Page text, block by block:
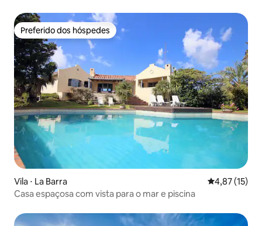
Preferido dos hóspedes
Preferido dos hóspedes
Vila ⋅ La Barra 4,87 de uma
4,87 (15)
Casa espaçosa com vista para o mar e piscina